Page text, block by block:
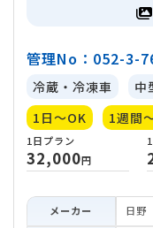
管理No：052-3-
冷蔵・冷凍車
中
1日～OK
1週間
メーカー 日野